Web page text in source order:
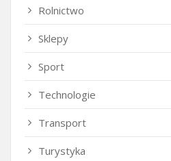
Rolnictwo
Sklepy
Sport
Technologie
Transport
Turystyka